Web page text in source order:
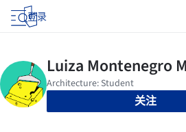
登录
关注